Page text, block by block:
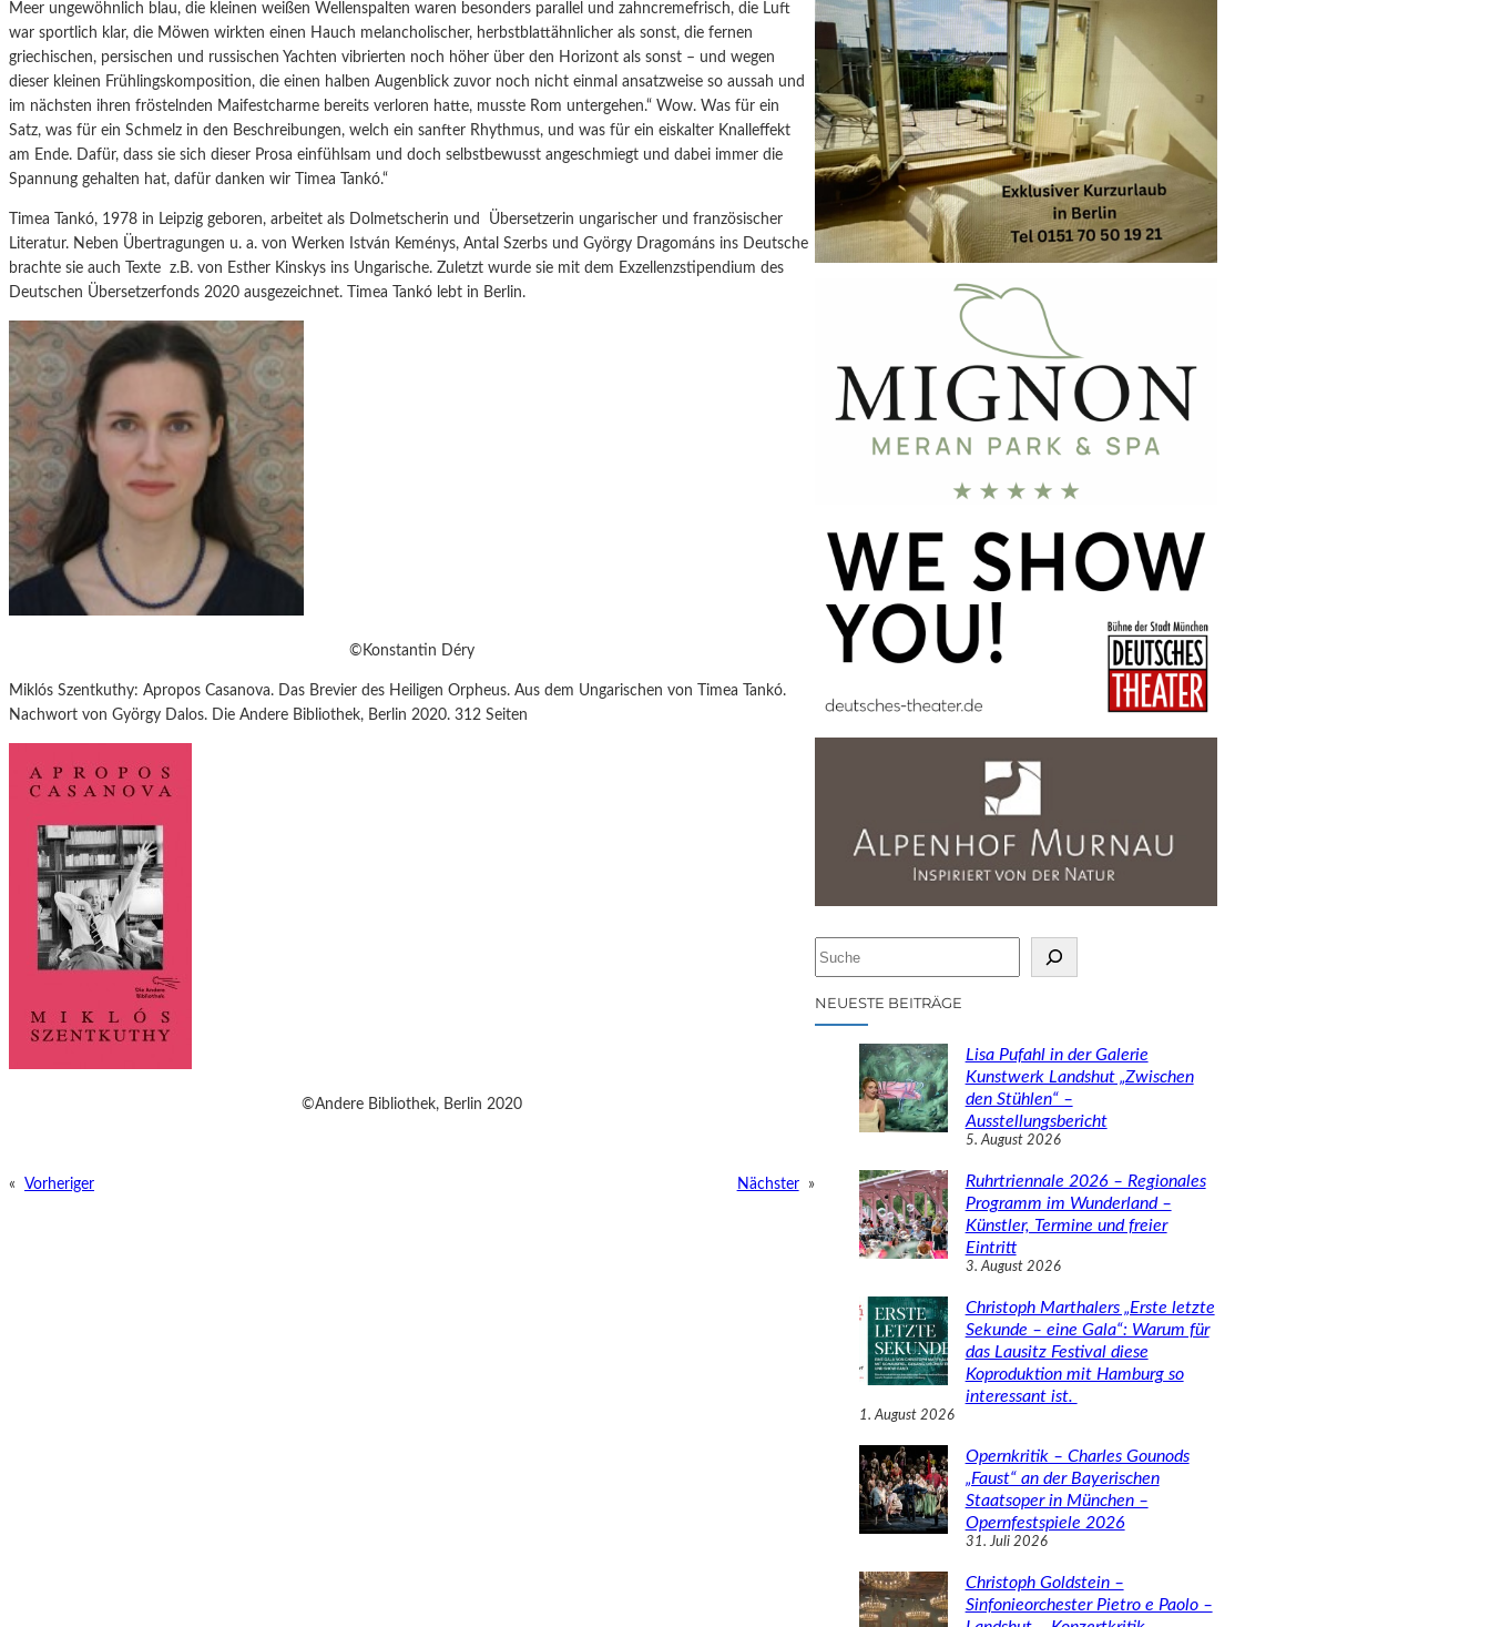
Meer ungewöhnlich blau, die kleinen weißen Wellenspalten waren besonders parallel und zahncremefrisch, die Luft
war sportlich klar, die Möwen wirkten einen Hauch melancholischer, herbstblattähnlicher als sonst, die fernen
griechischen, persischen und russischen Yachten vibrierten noch höher über den Horizont als sonst – und wegen
dieser kleinen Frühlingskomposition, die einen halben Augenblick zuvor noch nicht einmal ansatzweise so aussah und
im nächsten ihren fröstelnden Maifestcharme bereits verloren hatte, musste Rom untergehen.“ Wow. Was für ein
Satz, was für ein Schmelz in den Beschreibungen, welch ein sanfter Rhythmus, und was für ein eiskalter Knalleffekt
am Ende. Dafür, dass sie sich dieser Prosa einfühlsam und doch selbstbewusst angeschmiegt und dabei immer die
Spannung gehalten hat, dafür danken wir Timea Tankó.“
Timea Tankó, 1978 in Leipzig geboren, arbeitet als Dolmetscherin und Übersetzerin ungarischer und französischer
Literatur. Neben Übertragungen u. a. von Werken István Keménys, Antal Szerbs und György Dragománs ins Deutsche
brachte sie auch Texte z.B. von Esther Kinskys ins Ungarische. Zuletzt wurde sie mit dem Exzellenzstipendium des
Deutschen Übersetzerfonds 2020 ausgezeichnet. Timea Tankó lebt in Berlin.
©Konstantin Déry
Miklós Szentkuthy: Apropos Casanova. Das Brevier des Heiligen Orpheus. Aus dem Ungarischen von Timea Tankó.
Nachwort von György Dalos. Die Andere Bibliothek, Berlin 2020. 312 Seiten
©Andere Bibliothek, Berlin 2020
« Vorheriger Nächster »
S
u
c
h
NEUESTE BEITRÄGE
Lisa Pufahl in der Galerie
Kunstwerk Landshut „Zwischen
den Stühlen“ –
Ausstellungsbericht
5. August 2026
Ruhrtriennale 2026 – Regionales
Programm im Wunderland –
Künstler, Termine und freier
Eintritt
3. August 2026
Christoph Marthalers „Erste letzte
Sekunde – eine Gala“: Warum für
das Lausitz Festival diese
Koproduktion mit Hamburg so
interessant ist.
1. August 2026
Opernkritik – Charles Gounods
„Faust“ an der Bayerischen
Staatsoper in München –
Opernfestspiele 2026
31. Juli 2026
Christoph Goldstein –
Sinfonieorchester Pietro e Paolo –